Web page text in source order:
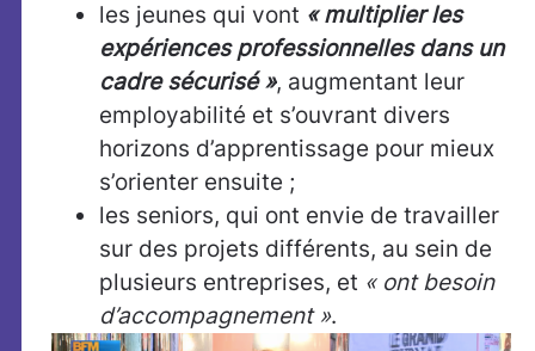
les jeunes qui vont « multiplier les
expériences professionnelles dans un
cadre sécurisé », augmentant leur
employabilité et s’ouvrant divers
horizons d’apprentissage pour mieux
s’orienter ensuite ;
les seniors, qui ont envie de travailler
sur des projets différents, au sein de
plusieurs entreprises, et « ont besoin
d’accompagnement ».